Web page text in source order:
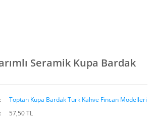
Seramik Kupa Bardak
Toptan Kupa Bardak Türk Kahve Fincan Modelleri
57,50 TL